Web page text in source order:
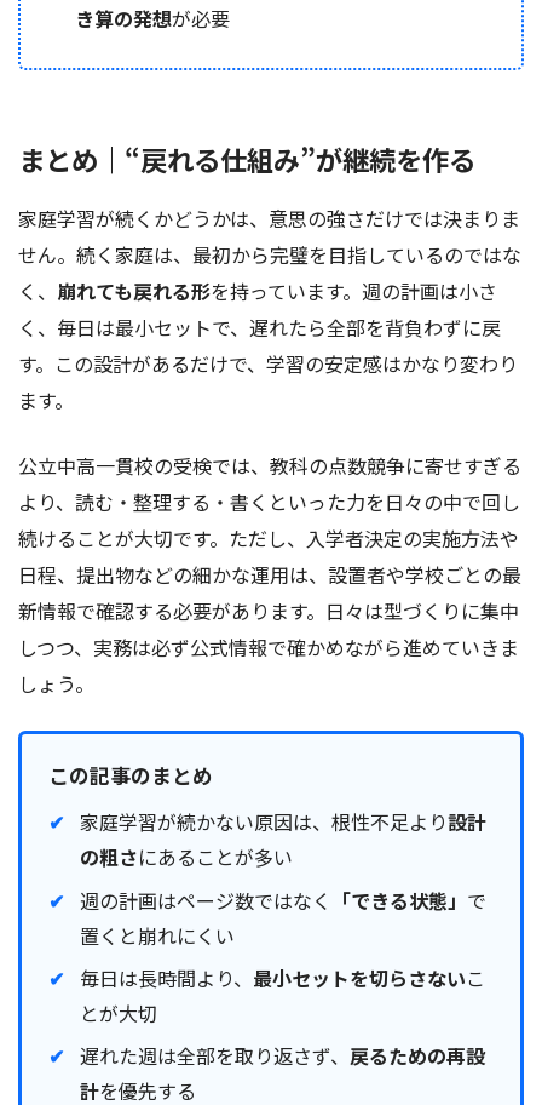
き算の発想が必要
まとめ｜“戻れる仕組み”が継続を作る
家庭学習が続くかどうかは、意思の強さだけでは決まりま
せん。続く家庭は、最初から完璧を目指しているのではな
く、 崩れても戻れる形を持っています。週の計画は小さ
く、毎日は最小セットで、遅れたら全部を背負わずに戻
す。この設計があるだけで、学習の安定感はかなり変わり
ます。
公立中高一貫校の受検では、教科の点数競争に寄せすぎる
より、読む・整理する・書くといった力を日々の中で回し
続けることが大切です。ただし、入学者決定の実施方法や
日程、提出物などの細かな運用は、設置者や学校ごとの最
新情報で確認する必要があります。日々は型づくりに集中
しつつ、実務は必ず公式情報で確かめながら進めていきま
しょう。
この記事のまとめ
家庭学習が続かない原因は、根性不足より設計
の粗さにあることが多い
週の計画はページ数ではなく
「できる状態」 で
置くと崩れにくい
毎日は長時間より、 最小セットを切らさないこ
とが大切
遅れた週は全部を取り返さず、 戻るための再設
計を優先する